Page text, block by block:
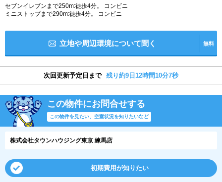
セブンイレブンまで250m:徒歩4分。 コンビニ
ミニストップまで290m:徒歩4分。 コンビニ
立地や周辺環境について聞く 無料
次回更新予定日まで 残り約9日12時間10分7秒
この物件にお問合せする
この物件を見たい、空室状況を知りたいなど
株式会社タウンハウジング東京 練馬店
初期費用が知りたい